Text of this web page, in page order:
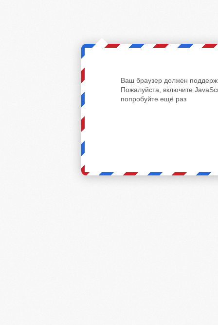
Ваш браузер должен
Пожалуйста, включите
попробуйте ещё раз